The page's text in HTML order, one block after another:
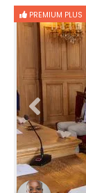
PREMIUM PLUS